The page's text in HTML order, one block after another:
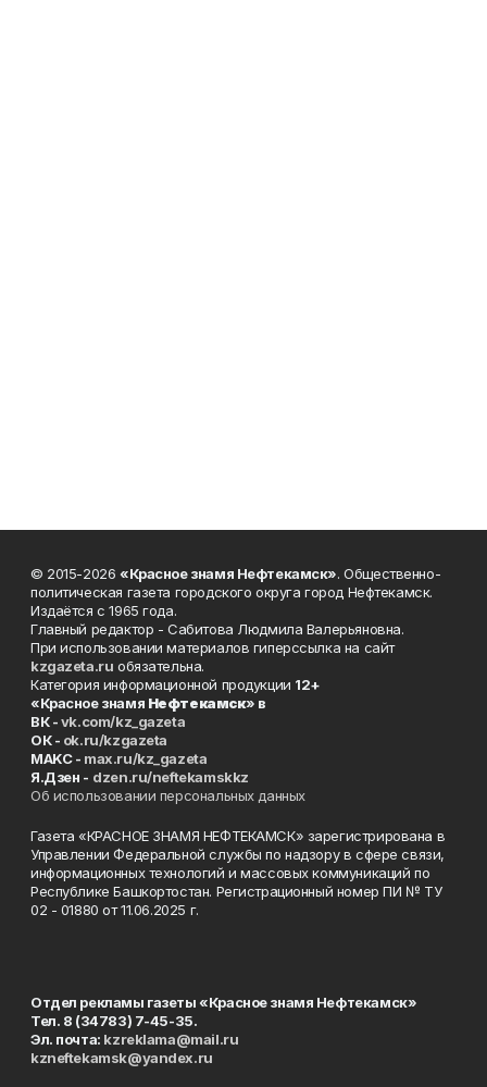
© 2015-2026 «Красное знамя Нефтекамск». Общественно-
политическая газета городского округа город Нефтекамск.
Издаётся с 1965 года.
Главный редактор - Сабитова Людмила Валерьяновна.
При использовании материалов гиперссылка на сайт
kzgazeta.ru обязательна.
Категория информационной продукции 12+
«Красное знамя Нефтекамск» в
ВК -vk.com/kz_gazeta
ОК - ok.ru/kzgazeta
MAKC - max.ru/kz_gazeta
Я.Дзен - dzen.ru/neftekamskkz
Об использовании персональных данных
Газета «КРАСНОЕ ЗНАМЯ НЕФТЕКАМСК» зарегистрирована в
Управлении Федеральной службы по надзору в сфере связи,
информационных технологий и массовых коммуникаций по
Республике Башкортостан. Регистрационный номер ПИ № ТУ
02 - 01880 от 11.06.2025 г.
Отдел рекламы газеты «Красное знамя Нефтекамск»
Тел. 8 (34783) 7-45-35.
Эл. почта: kzreklama@mail.ru
kzneftekamsk@yandex.ru